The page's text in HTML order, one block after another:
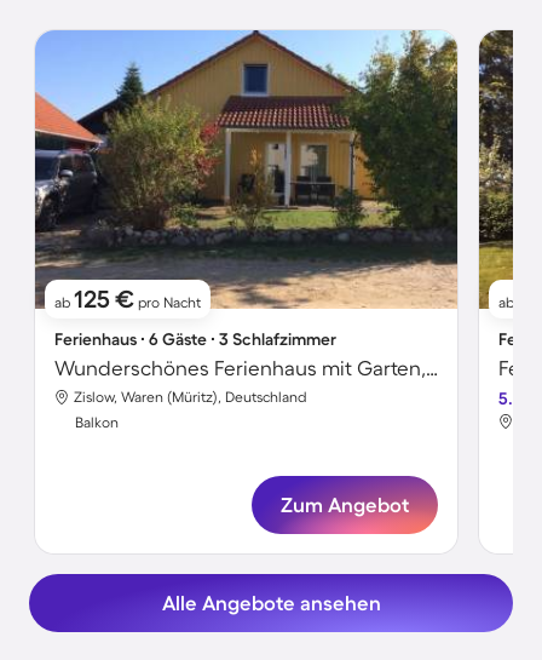
ab 125 € pro Nacht
Ferienhaus ∙ 6 Gäste ∙ 3 Schlafzimmer
Wunderschönes Ferienhaus mit Garten, Terrasse und Sauna
Zislow, Waren (Müritz), Deutschland
Balkon
Zum Angebot
ab
5.0
Alle Angebote ansehen